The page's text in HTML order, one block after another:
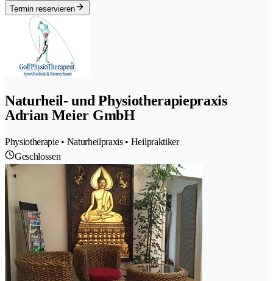
Termin reservieren
Naturheil- und Physiotherapiepraxis
Adrian Meier GmbH
Physiotherapie • Naturheilpraxis • Heilpraktiker
Geschlossen